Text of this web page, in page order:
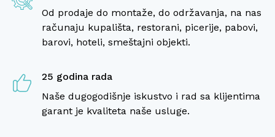
Od prodaje do montaže, do održavanja, na nas
računaju kupališta, restorani, picerije, pabovi,
barovi, hoteli, smeštajni objekti.
25 godina rada
Naše dugogodišnje iskustvo i rad sa klijentima
garant je kvaliteta naše usluge.